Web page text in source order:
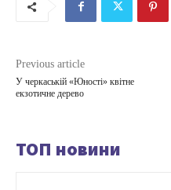
Previous article
У черкаській «Юності» квітне
екзотичне дерево
ТОП новини